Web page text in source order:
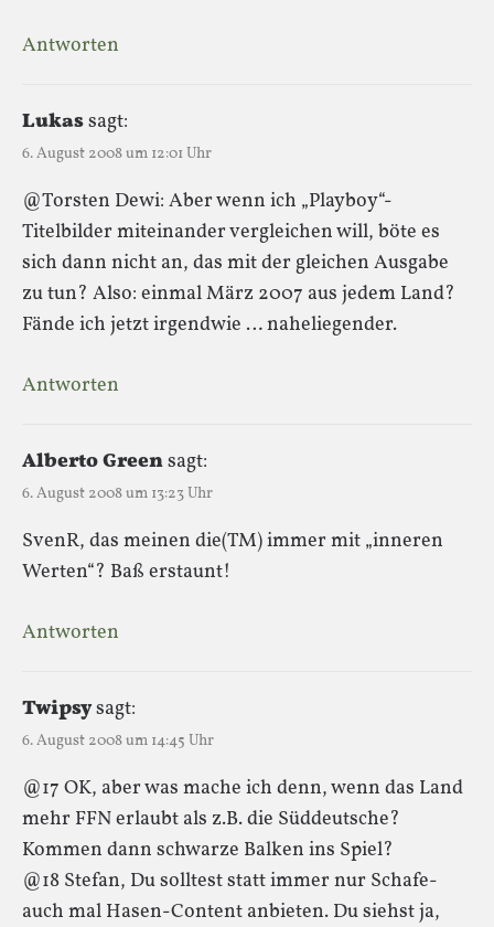
Antworten
Lukassagt:
6. August 2008 um 12:01 Uhr
@Torsten Dewi: Aber wenn ich „Playboy“-
Titelbilder miteinander vergleichen will, böte es
sich dann nicht an, das mit der gleichen Ausgabe
zu tun? Also: einmal März 2007 aus jedem Land?
Fände ich jetzt irgendwie … naheliegender.
Antworten
Alberto Greensagt:
6. August 2008 um 13:23 Uhr
SvenR, das meinen die(TM) immer mit „inneren
Werten“? Baß erstaunt!
Antworten
Twipsysagt:
6. August 2008 um 14:45 Uhr
@17 OK, aber was mache ich denn, wenn das Land
mehr FFN erlaubt als z.B. die Süddeutsche?
Kommen dann schwarze Balken ins Spiel?
@18 Stefan, Du solltest statt immer nur Schafe-
auch mal Hasen-Content anbieten. Du siehst ja,